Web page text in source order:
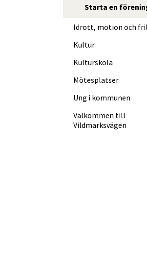
Starta en
Idrott, motion och
Kultur
Kulturskola
Mötesplatser
Ung i kommunen
Välkommen till
Vildmarksvägen